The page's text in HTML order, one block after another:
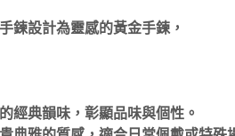
鍊設計為靈感的黃金手鍊，
經典韻味，彰顯品味與個性。